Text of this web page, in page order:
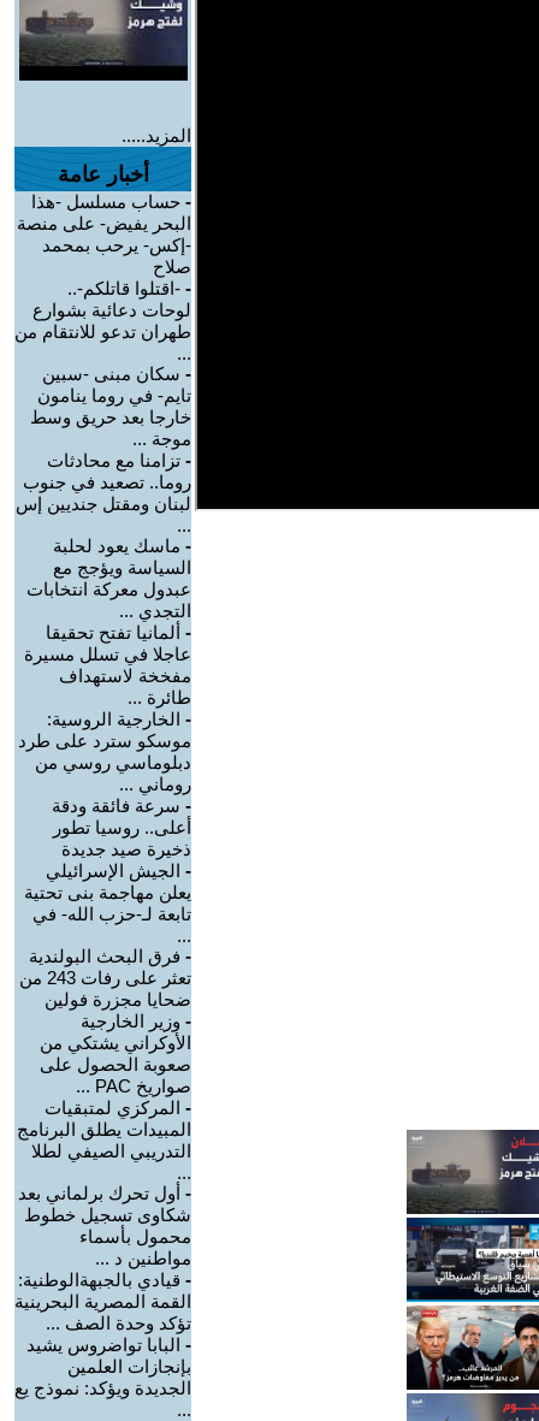
المزيد.....
أخبار عامة
- حساب مسلسل -هذا
البحر يفيض- على منصة
-إكس- يرحب بمحمد
صلاح
- -اقتلوا قاتلكم-..
لوحات دعائية بشوارع
طهران تدعو للانتقام من
...
- سكان مبنى -سبين
تايم- في روما ينامون
خارجا بعد حريق وسط
موجة ...
- تزامنا مع محادثات
روما.. تصعيد في جنوب
لبنان ومقتل جنديين إس
...
- ماسك يعود لحلبة
السياسة ويؤجج مع
عبدول معركة انتخابات
التجدي ...
- ألمانيا تفتح تحقيقا
عاجلا في تسلل مسيرة
مفخخة لاستهداف
طائرة ...
- الخارجية الروسية:
موسكو سترد على طرد
دبلوماسي روسي من
روماني ...
- سرعة فائقة ودقة
أعلى.. روسيا تطور
ذخيرة صيد جديدة
- الجيش الإسرائيلي
يعلن مهاجمة بنى تحتية
تابعة لـ-حزب الله- في
...
- فرق البحث البولندية
تعثر على رفات 243 من
ضحايا مجزرة فولين
- وزير الخارجية
الأوكراني يشتكي من
صعوبة الحصول على
صواريخ PAC ...
- المركزي لمتبقيات
المبيدات يطلق البرنامج
التدريبي الصيفي لطلا
...
- أول تحرك برلماني بعد
شكاوى تسجيل خطوط
محمول بأسماء
مواطنين د ...
- قيادي بالجبهةالوطنية:
القمة المصرية البحرينية
تؤكد وحدة الصف ...
- البابا تواضروس يشيد
بإنجازات العلمين
الجديدة ويؤكد: نموذج يع
...